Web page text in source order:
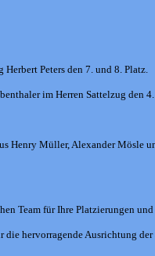
Peters den 7. und 8. Platz.
im Herren Sattelzug den
Henry Müller, Alexander Mösle
Team für Ihre Platzierungen
hervorragende Ausrichtung